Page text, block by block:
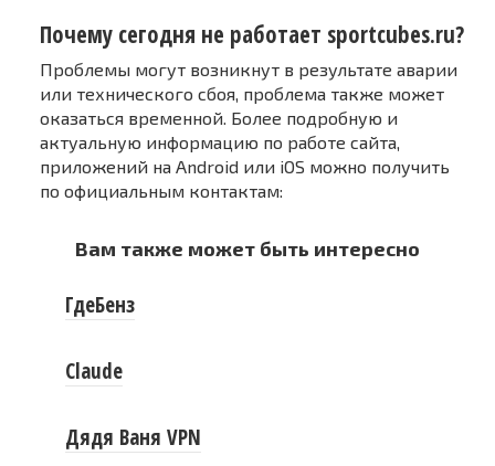
Почему сегодня не работает sportcubes.ru?
Проблемы могут возникнут в результате аварии
или технического сбоя, проблема также может
оказаться временной. Более подробную и
актуальную информацию по работе сайта,
приложений на Android или iOS можно получить
по официальным контактам:
Вам также может быть интересно
ГдеБенз
Claude
Дядя Ваня VPN